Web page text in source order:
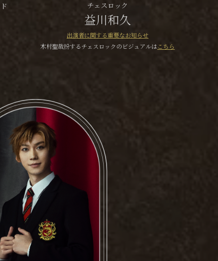
チェスロック
益川和久
出演者に関する重要なお知らせ
木村聖哉扮するチェスロックのビジュアルはこちら